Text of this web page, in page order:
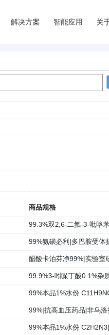
解决方案 智能应用 关
商品规格
99.3%双2,6-二氟-3-吡咯
99%氨磺必利|多巴胺受体
醋酸卡泊芬净99%|实验室
99.9%3-吲哚丁酸0.1%杂
99%本品1%水份
99%|抗高血压药品|非乌
99%本品1%水份